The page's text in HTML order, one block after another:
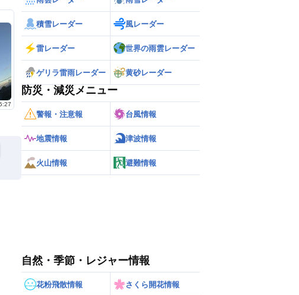
積雪レーダー 風レーダー
雷レーダー 世界の雨雲レーダー
ゲリラ雷雨レーダー 黄砂レーダー
防災・減災メニュー
警報・注意報 台風情報
地震情報 津波情報
火山情報 避難情報
自然・季節・レジャー情報
花粉飛散情報 さくら開花情報